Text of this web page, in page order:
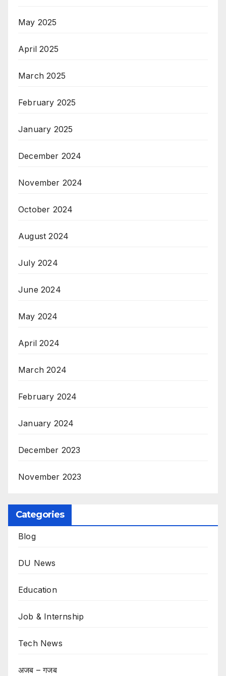
May 2025
April 2025
March 2025
February 2025
January 2025
December 2024
November 2024
October 2024
August 2024
July 2024
June 2024
May 2024
April 2024
March 2024
February 2024
January 2024
December 2023
November 2023
Categories
Blog
DU News
Education
Job & Internship
Tech News
अजब – गजब